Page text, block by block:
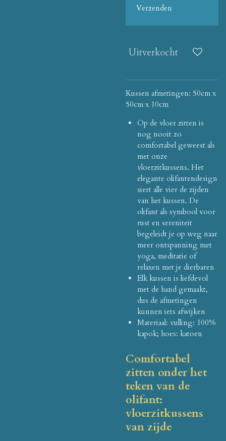
Verzenden
Uitverkocht
Kussen afmetingen: 50cm x
50cm x 10cm
Op de vloer zitten is
nog nooit zo
comfortabel geweest als
met onze
vloerzitkussens. Het
elegante olifantendesign
siert alle vier de zijden
van het kussen. De
olifant als symbool voor
rust en sereniteit
begeleidt je op weg naar
meer ontspanning met
yoga, meditatie of
relaxen met je dierbaren
Elk kussen is liefdevol
met de hand gemaakt,
dus de afmetingen
kunnen iets afwijken
Materiaal: vulling: 100%
kapok; hoes: katoen
Comfortabel
zitten onder het
teken van de
olifant:
vloerzitkussens
van zijde